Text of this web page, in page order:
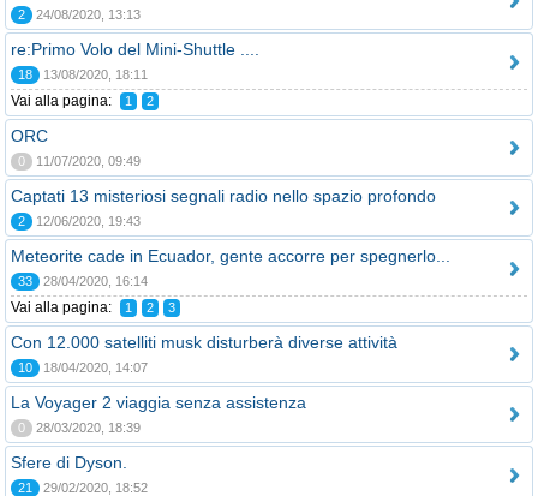
2 24/08/2020, 13:13
re:Primo Volo del Mini-Shuttle ....
18 13/08/2020, 18:11
Vai alla pagina: 1 2
ORC
0 11/07/2020, 09:49
Captati 13 misteriosi segnali radio nello spazio profondo
2 12/06/2020, 19:43
Meteorite cade in Ecuador, gente accorre per spegnerlo...
33 28/04/2020, 16:14
Vai alla pagina: 1 2 3
Con 12.000 satelliti musk disturberà diverse attività
10 18/04/2020, 14:07
La Voyager 2 viaggia senza assistenza
0 28/03/2020, 18:39
Sfere di Dyson.
21 29/02/2020, 18:52